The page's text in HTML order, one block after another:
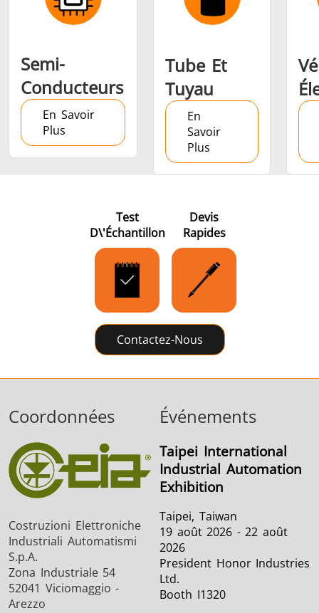
Semi-
Conducteurs
En Savoir
Plus
Tube Et
Tuyau
En
Savoir
Plus
Test
D\'échantillon
Devis
Rapides
Contactez-Nous
Coordonnées
Costruzioni Elettroniche
Industriali Automatismi
S.p.A.
Zona Industriale 54
52041 Viciomaggio -
Arezzo
Événements
Taipei International
Industrial Automation
Exhibition
Taipei, Taiwan
19 août 2026 - 22 août
2026
President Honor Industries
Ltd.
Booth I1320